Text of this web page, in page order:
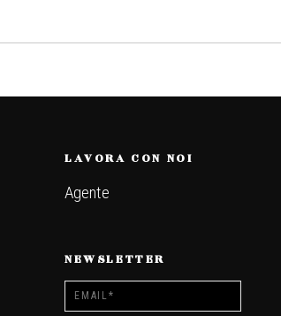
LAVORA CON NOI
Agente
NEWSLETTER